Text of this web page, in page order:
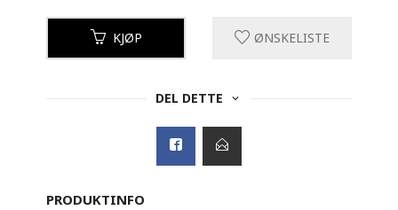
KJØP ØNSKELISTE
DEL DETTE
PRODUKTINFO